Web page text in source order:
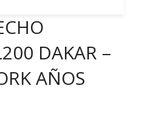
DAKAR –
AÑOS